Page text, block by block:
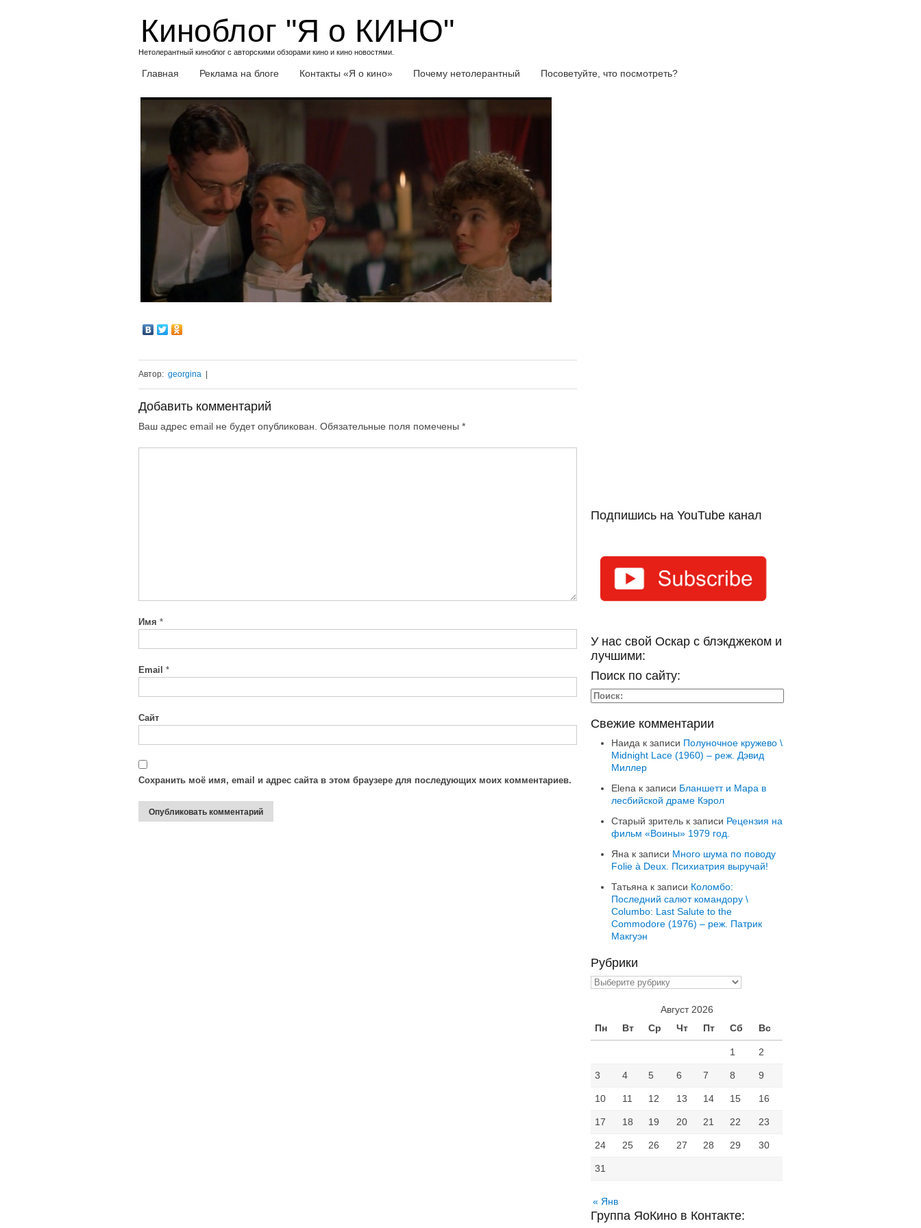
Киноблог "Я о КИНО"
Нетолерантный киноблог с авторскими обзорами кино и кино новостями.
Главная Реклама на блоге Контакты «Я о кино» Почему нетолерантный Посоветуйте, что посмотреть?
Автор: georgina
Добавить комментарий
Ваш адрес email не будет опубликован. Обязательные поля помечены *
Имя *
Email *
Сайт
Сохранить моё имя, email и адрес сайта в этом браузере для последующих моих комментариев.
Подпишись на YouTube канал
У нас свой Оскар с блэкджеком и
лучшими:
Поиск по сайту:
Свежие комментарии
Наида к записи Полуночное кружево \
Midnight Lace (1960) – реж. Дэвид
Миллер
Elena к записи Бланшетт и Мара в
лесбийской драме Кэрол
Старый зритель к записи Рецензия на
фильм «Воины» 1979 год.
Яна к записи Много шума по поводу
Folie à Deux. Психиатрия выручай!
Татьяна к записи Коломбо:
Последний салют командору \
Columbo: Last Salute to the
Commodore (1976) – реж. Патрик
Макгуэн
Рубрики
Рубрики
Август 2026
Пн
Вт Ср Чт Пт Сб Вс
1 2
3 4 5 6 7 8 9
10 11 12 13 14 15 16
17 18 19 20 21 22 23
24 25 26 27 28 29 30
31
« Янв
Группа ЯоКино в Контакте: